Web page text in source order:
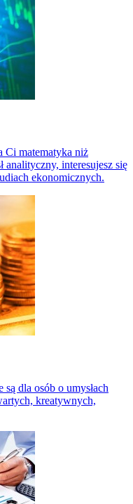
Ci matematyka niż
analityczny, interesujesz się
ekonomicznych.
dla osób o umysłach
kreatywnych,